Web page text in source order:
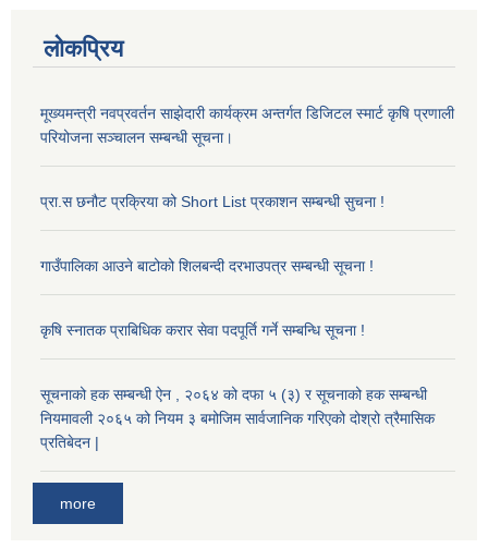
लोकप्रिय
मूख्यमन्त्री नवप्रवर्तन साझेदारी कार्यक्रम अन्तर्गत डिजिटल स्मार्ट कृषि प्रणाली
परियोजना सञ्चालन सम्बन्धी सूचना।
प्रा.स छनौट प्रक्रिया को Short List प्रकाशन सम्बन्धी सुचना !
गाउँपालिका आउने बाटोको शिलबन्दी दरभाउपत्र सम्बन्धी सूचना !
कृषि स्नातक प्राबिधिक करार सेवा पदपूर्ति गर्ने सम्बन्धि सूचना !
सूचनाको हक सम्बन्धी ऐन , २०६४ को दफा ५ (३) र सूचनाको हक सम्बन्धी
नियमावली २०६५ को नियम ३ बमोजिम सार्वजानिक गरिएको दोश्रो त्रैमासिक
प्रतिबेदन |
more